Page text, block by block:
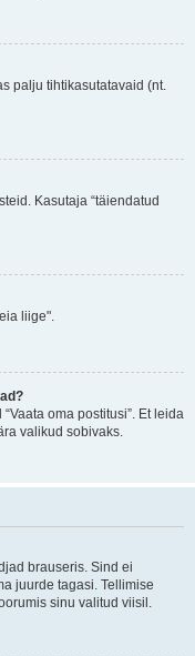
palju tihtikasutatavaid (nt.
Kasutaja “täiendatud
liige".
oma postitusi”. Et leida
valikud sobivaks.
brauseris. Sind ei
juurde tagasi. Tellimise
sinu valitud viisil.